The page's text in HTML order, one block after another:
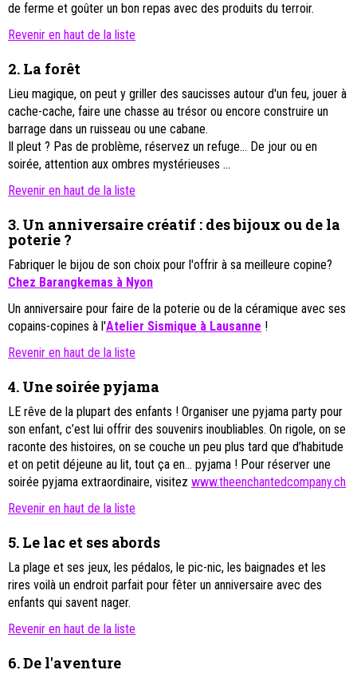
de ferme et goûter un bon repas avec des produits du terroir.
Revenir en haut de la liste
2. La forêt
Lieu magique, on peut y griller des saucisses autour d'un feu, jouer à
cache-cache, faire une chasse au trésor ou encore construire un
barrage dans un ruisseau ou une cabane.
Il pleut ? Pas de problème, réservez un refuge... De jour ou en
soirée, attention aux ombres mystérieuses ...
Revenir en haut de la liste
3. Un anniversaire créatif : des bijoux ou de la
poterie ?
Fabriquer le bijou de son choix pour l'offrir à sa meilleure copine?
Chez Barangkemas à Nyon
Un anniversaire pour faire de la poterie ou de la céramique avec ses
copains-copines à l'Atelier Sismique à Lausanne !
Revenir en haut de la liste
4. Une soirée pyjama
LE rêve de la plupart des enfants ! Organiser une pyjama party pour
son enfant, c’est lui offrir des souvenirs inoubliables. On rigole, on se
raconte des histoires, on se couche un peu plus tard que d’habitude
et on petit déjeune au lit, tout ça en… pyjama ! Pour réserver une
soirée pyjama extraordinaire, visitez www.theenchantedcompany.ch
Revenir en haut de la liste
5. Le lac et ses abords
La plage et ses jeux, les pédalos, le pic-nic, les baignades et les
rires voilà un endroit parfait pour fêter un anniversaire avec des
enfants qui savent nager.
Revenir en haut de la liste
6.De l'aventure